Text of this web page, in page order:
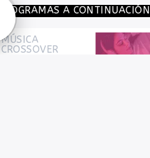
PROGRAMAS A CONTINUACIÓN
MÚSICA
CROSSOVER